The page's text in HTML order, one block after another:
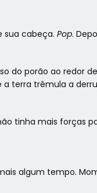
sua cabeça. Pop.
do porão ao redor
terra trêmula a
tinha mais forças
algum tempo.